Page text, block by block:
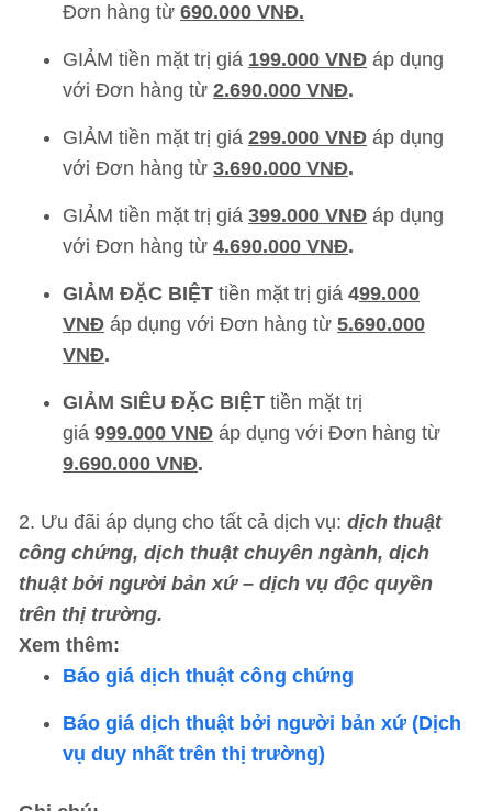
Đơn hàng từ 690.000 VNĐ.
GIẢM tiền mặt trị giá 199.000 VNĐ áp dụng
với Đơn hàng từ 2.690.000 VNĐ.
GIẢM tiền mặt trị giá 299.000 VNĐ áp dụng
với Đơn hàng từ 3.690.000 VNĐ.
GIẢM tiền mặt trị giá 399.000 VNĐ áp dụng
với Đơn hàng từ 4.690.000 VNĐ.
GIẢM ĐẶC BIỆT tiền mặt trị giá 499.000
VNĐ áp dụng với Đơn hàng từ 5.690.000
VNĐ.
GIẢM SIÊU ĐẶC BIỆT tiền mặt trị
giá 999.000 VNĐ áp dụng với Đơn hàng từ
9.690.000 VNĐ.
2. Ưu đãi áp dụng cho tất cả dịch vụ: dịch thuật
công chứng, dịch thuật chuyên ngành, dịch
thuật bởi người bản xứ – dịch vụ độc quyền
trên thị trường.
Xem thêm:
Báo giá dịch thuật công chứng
Báo giá dịch thuật bởi người bản xứ (Dịch
vụ duy nhất trên thị trường)